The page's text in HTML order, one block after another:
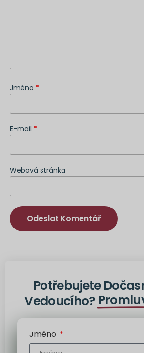
Jméno *
E-mail *
Webová stránka
Potřebujete
Vedoucího?
Jméno